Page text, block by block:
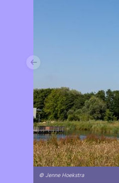
© Jenne Hoekstra
Vorige